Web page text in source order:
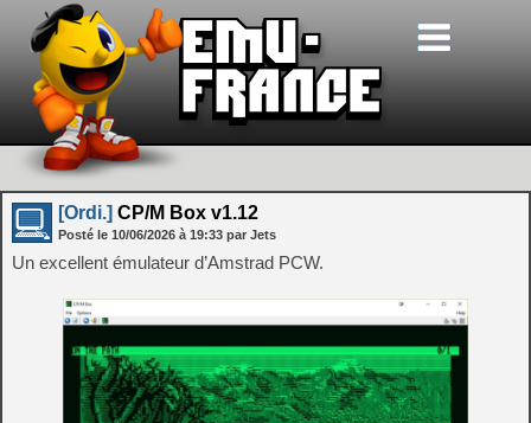
[Ordi.] CP/M Box v1.12
Posté le 10/06/2026 à 19:33 par Jets
Un excellent émulateur d’Amstrad PCW.